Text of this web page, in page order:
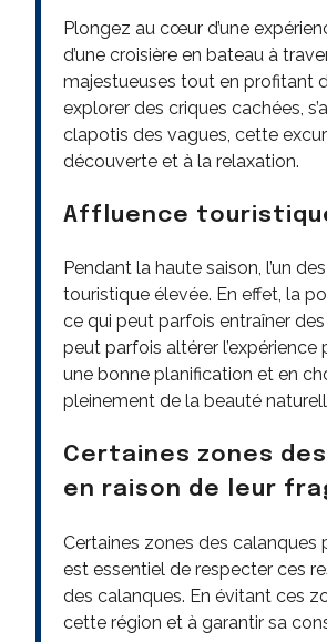
Plongez au cœur d’une
d’une croisière en bateau à
majestueuses tout en profitant
explorer des criques cachées,
clapotis des vagues, cette
découverte et à la relaxation.
Affluence
Pendant la haute saison, l’un
touristique élevée. En effet, la
ce qui peut parfois entraîner
peut parfois altérer
une bonne planification et en
pleinement de la beauté
Certaines zones
en raison de leur
Certaines zones des
est essentiel de respecter ces
des calanques. En évitant ces
cette région et à garantir sa